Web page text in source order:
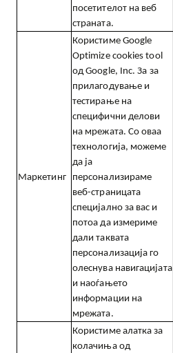
посетителот на веб
страната.
Маркетинг
Користиме Google
Optimize cookies tool
одGoogle, Inc.За за
прилагодување и
тестирање на
специфични делови
на мрежата. Со оваа
технологија, можеме
да ја
персонализираме
веб-страницата
специјално за вас и
потоа да измериме
дали таквата
персонализација го
олеснува навигацијата
и наоѓањето
информации на
мрежата.
Користиме алатка за
колачиња од